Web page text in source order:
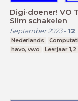
Digi-doener! VO
Slim schakelen
September 2023- 12
Nederlands
havo, vwo
Leerjaar 1,2